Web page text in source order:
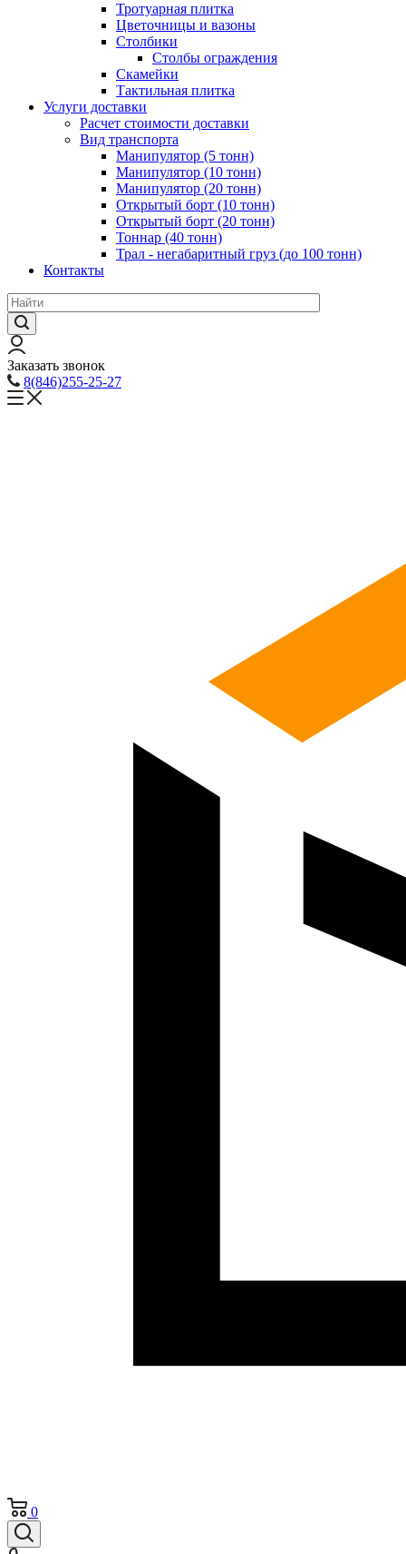
Тротуарная плитка
Цветочницы и вазоны
Столбики
Столбы ограждения
Скамейки
Тактильная плитка
Услуги доставки
Расчет стоимости доставки
Вид транспорта
Манипулятор (5 тонн)
Манипулятор (10 тонн)
Манипулятор (20 тонн)
Открытый борт (10 тонн)
Открытый борт (20 тонн)
Тоннар (40 тонн)
Трал - негабаритный груз (до 100 тонн)
Контакты
Заказать звонок
8(846)255-25-27
0